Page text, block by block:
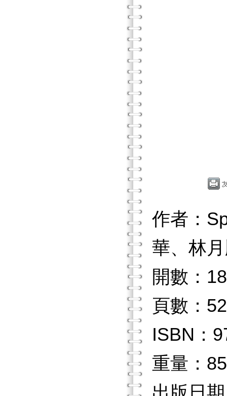
作者：
華、林
開數：18
頁數：
ISBN：
重量：